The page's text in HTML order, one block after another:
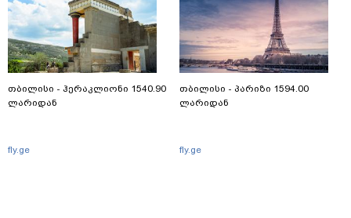
თბილისი - ჰერაკლიონი 1540.90
ლარიდან
fly.ge
თბილისი - პარიზი 1594.00
ლარიდან
fly.ge